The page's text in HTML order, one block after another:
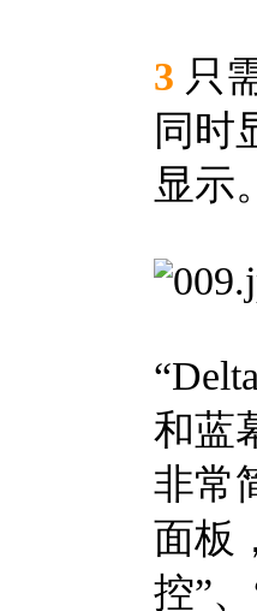
3 只
同时
显示。
和蓝
非常
面板
控”